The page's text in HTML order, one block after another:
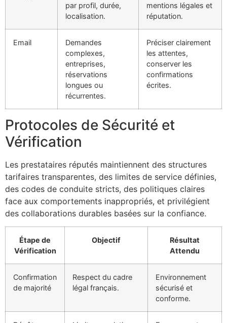
par profil, durée,
localisation.
mentions légales et
réputation.
Email
Demandes
complexes,
entreprises,
réservations
longues ou
récurrentes.
Préciser clairement
les attentes,
conserver les
confirmations
écrites.
Protocoles de Sécurité et
Vérification
Les prestataires réputés maintiennent des structures
tarifaires transparentes, des limites de service définies,
des codes de conduite stricts, des politiques claires
face aux comportements inappropriés, et privilégient
des collaborations durables basées sur la confiance.
Étape de
Vérification
Objectif
Résultat
Attendu
Confirmation
de majorité
Respect du cadre
légal français.
Environnement
sécurisé et
conforme.